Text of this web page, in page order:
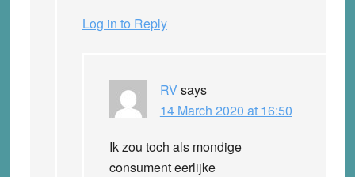
Log in to Reply
RV says
14 March 2020 at 16:50
Ik zou toch als mondige
consument eerlijke